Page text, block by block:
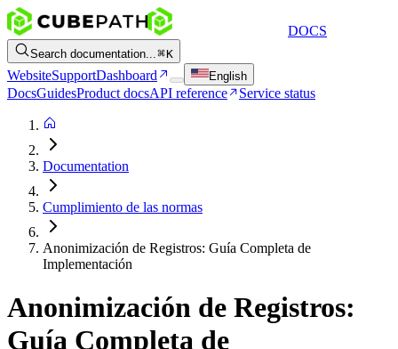
DOCS
Search documentation... K
WebsiteSupportDashboard English
DocsGuidesProduct docsAPI reference Service status
Documentation
Cumplimiento de las normas
Anonimización de Registros: Guía Completa de
Implementación
Anonimización de Registros:
Guía Completa de